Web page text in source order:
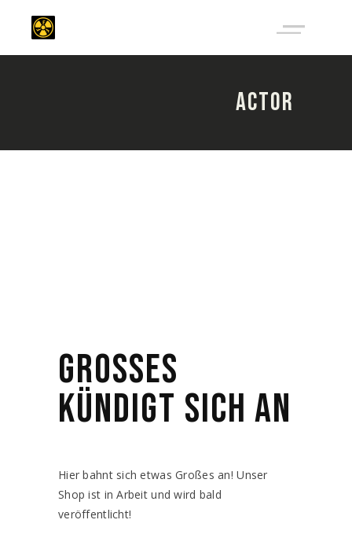
ACTOR
GROSSES K
ÜNDIGT SICH AN
Hier bahnt sich etwas Großes an! Unser
Shop ist in Arbeit und wird bald
veröffentlicht!